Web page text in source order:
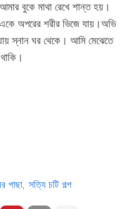
বুকে মাথা রেখে শান্ত হয়।
একে অপরের শরীর ভিজে যায়।অভি
স্নান ঘর থেকে। আমি মেঝেতে
পাছা সত্যি চটি গল্প